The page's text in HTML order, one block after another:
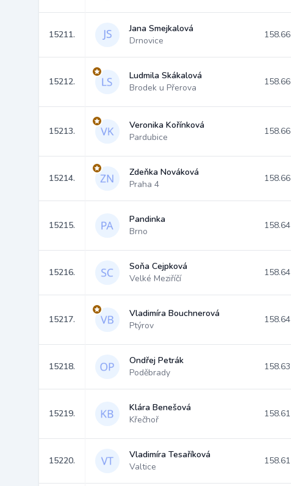
15211.
Jana Smejkalová
Drnovice
158.66
15212.
Ludmila Skákalová
Brodek u Přerova
158.66
15213.
Veronika Kořínková
Pardubice
158.66
15214.
Zdeňka Nováková
Praha 4
158.66
15215.
Pandinka
Brno
158.64
15216.
Soňa Cejpková
Velké Meziříčí
158.64
15217.
Vladimíra Bouchnerová
Ptýrov
158.64
15218.
Ondřej Petrák
Poděbrady
158.63
15219.
Klára Benešová
Křečhoř
158.61
15220.
Vladimíra Tesaříková
Valtice
158.61